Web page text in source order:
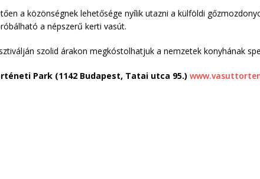
a közönségnek lehetősége nyílik utazni a külföldi
a népszerű kerti vasút.
szolid árakon megkóstolhatjuk a nemzetek konyhának
Park (1142 Budapest, Tatai utca 95.)